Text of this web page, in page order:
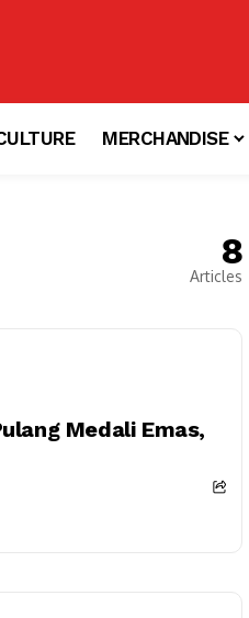
MERCHANDISE
8
Articles
Medali Emas,